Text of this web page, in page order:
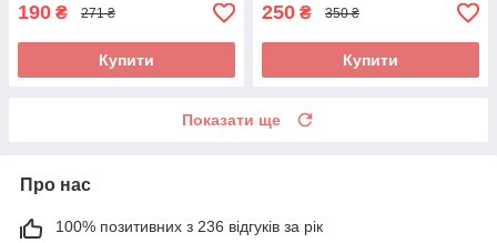
190 ₴ 271 ₴
Купити
250 ₴ 350 ₴
Купити
Показати ще
Про нас
100% позитивних з 236 відгуків за рік